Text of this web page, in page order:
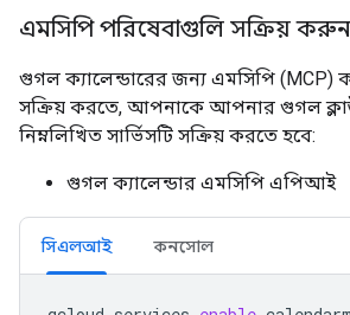
এমসিপি পরিষেবাগুলি সক্রিয় করুন
গুগল ক্যালেন্ডারের জন্য এমসিপি (MCP)
সক্রিয় করতে, আপনাকে আপনার গুগল
নিম্নলিখিত সার্ভিসটি সক্রিয় করতে হবে:
গুগল ক্যালেন্ডার এমসিপি এপিআই
সিএলআই কনসোল